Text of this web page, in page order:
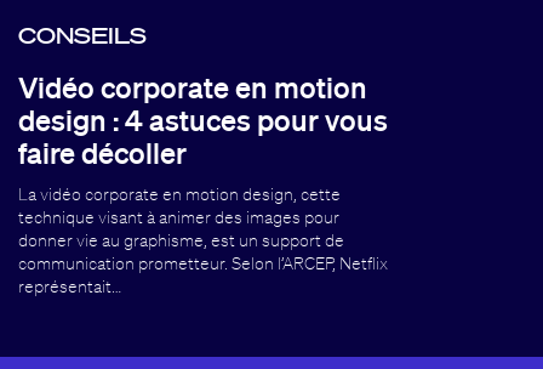
CONSEILS
Vidéo corporate en motion
design : 4 astuces pour vous
faire décoller
La vidéo corporate en motion design, cette
technique visant à animer des images pour
donner vie au graphisme, est un support de
communication prometteur. Selon l’ARCEP, Netflix
représentait…